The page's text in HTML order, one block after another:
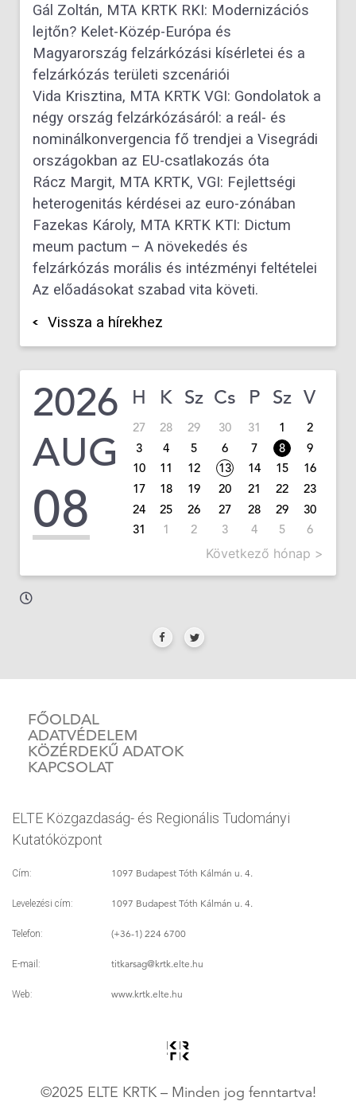
Gál Zoltán, MTA KRTK RKI: Modernizációs
lejtőn? Kelet-Közép-Európa és
Magyarország felzárkózási kísérletei és a
felzárkózás területi szcenáriói
Vida Krisztina, MTA KRTK VGI: Gondolatok a
négy ország felzárkózásáról: a reál- és
nominálkonvergencia fő trendjei a Visegrádi
országokban az EU-csatlakozás óta
Rácz Margit, MTA KRTK, VGI: Fejlettségi
heterogenitás kérdései az euro-zónában
Fazekas Károly, MTA KRTK KTI: Dictum
meum pactum – A növekedés és
felzárkózás morális és intézményi feltételei
Az előadásokat szabad vita követi.
Vissza a hírekhez
2026
AUG
08
H K Sz Cs P Sz V
27 28 29 30 31 1
2
3
4 5 6 7 8
9
10
11 12 13 14 15
16
17
18 19 20 21 22
23
24
25 26 27 28 29
30
31
1 2 3 4 5 6
Következő hónap >
FŐOLDAL
ADATVÉDELEM
KÖZÉRDEKŰ ADATOK
KAPCSOLAT
ELTE Közgazdaság- és Regionális Tudományi
Kutatóközpont
Cím: 1097 Budapest Tóth Kálmán u. 4.
Levelezési cím: 1097 Budapest Tóth Kálmán u. 4.
Telefon: (+36-1) 224 6700
E-mail: titkarsag@krtk.elte.hu
Web: www.krtk.elte.hu
©2025 ELTE KRTK – Minden jog fenntartva!